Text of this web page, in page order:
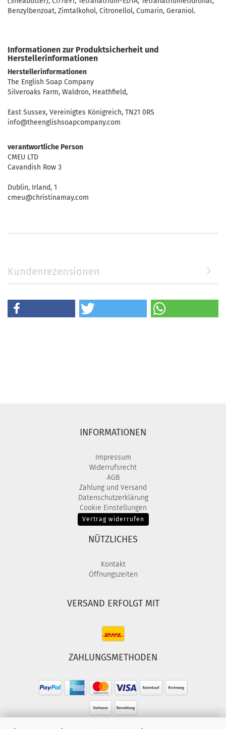
Benzylbenzoat, Zimtalkohol, Citronellol, Cumarin, Geraniol.
Informationen zur Produktsicherheit und
Herstellerinformationen
Herstellerinformationen
The English Soap Company
Silveroaks Farm, Waldron, Heathfield,
East Sussex, Vereinigtes Königreich, TN21 0RS
info@theenglishsoapcompany.com
verantwortliche Person
CMEU LTD
Cavandish Row 3
Dublin, Irland, 1
cmeu@christinamay.com
Kundenrezensionen
INFORMATIONEN
Impressum
Widerrufsrecht
AGB
Zahlung und Versand
Datenschutzerklärung
Cookie Einstellungen
Vertrag widerrufen
NÜTZLICHES
Kontakt
Öffnungszeiten
VERSAND ERFOLGT MIT
ZAHLUNGSMETHODEN